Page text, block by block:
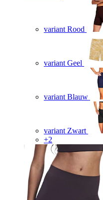
variant Rood
variant Geel
variant Blauw
variant Zwart
+2